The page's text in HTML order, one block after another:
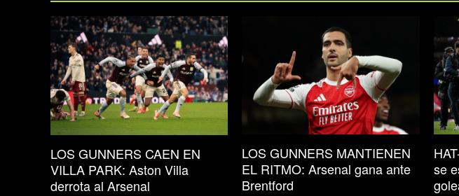
LOS GUNNERS CAEN EN
VILLA PARK: Aston Villa
derrota al Arsenal
LOS GUNNERS MANTIENEN
EL RITMO: Arsenal gana ante
Brentford
se